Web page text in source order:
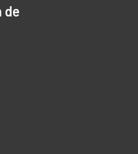
de